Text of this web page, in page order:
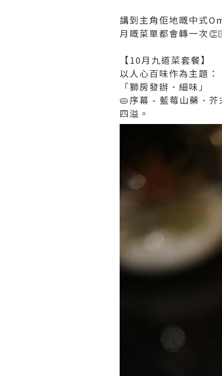
講到主角佢地嘅中式
月嘅菜單都會轉一次
【10月九道菜套餐】
以人心百味作為主題：
「獅房發辦．細味」
🥧序幕 - 藍莓山藥．芥
四溢。